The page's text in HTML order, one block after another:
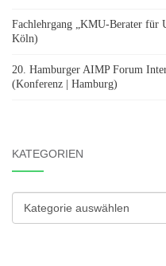
Fachlehrgang „KMU-Berater für
Köln)
20. Hamburger AIMP Forum
(Konferenz | Hamburg)
KATEGORIEN
Kategorien